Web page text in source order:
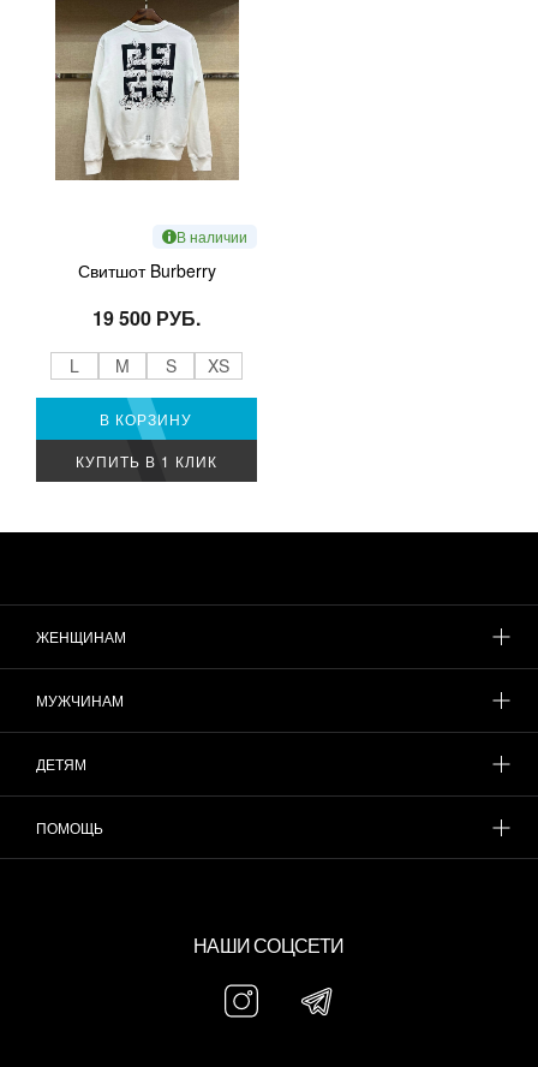
В наличии
Свитшот Burberry
19 500 РУБ.
L M S XS
В КОРЗИНУ
КУПИТЬ В 1 КЛИК
ЖЕНЩИНАМ
МУЖЧИНАМ
ДЕТЯМ
ПОМОЩЬ
НАШИ СОЦСЕТИ